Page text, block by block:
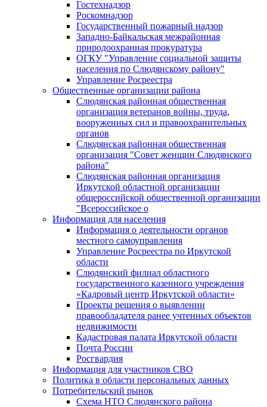
Гостехнадзор
Роскомнадзор
Государственный пожарный надзор
Западно-Байкальская межрайонная
природоохранная прокуратура
ОГКУ "Управление социальной защиты
населения по Слюдянскому району"
Управление Росреестра
Общественные организации района
Слюдянская районная общественная
организация ветеранов войны, труда,
вооруженных сил и правоохранительных
органов
Слюдянская районная общественная
организация "Совет женщин Слюдянского
района"
Слюдянская районная организация
Иркутской областной организации
общероссийской общественной организации
"Всероссийское о
Информация для населения
Информация о деятельности органов
местного самоуправления
Управление Росреестра по Иркутской
области
Слюдянский филиал областного
государственного казенного учреждения
«Кадровый центр Иркутской области»
Проекты решения о выявлении
правообладателя ранее учтенных объектов
недвижимости
Кадастровая палата Иркутской области
Почта России
Росгвардия
Информация для участников СВО
Политика в области персональных данных
Потребительский рынок
Схема НТО Слюдянского района